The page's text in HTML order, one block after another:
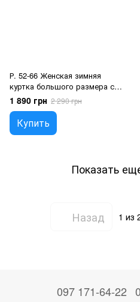
Р. 52-66 Женская зимняя
куртка большого размера с
капюшоном Изумрудный,
64/66
1 890 грн 2 290 грн
Купить
Показать
Назад 1 из
097 171-64-22